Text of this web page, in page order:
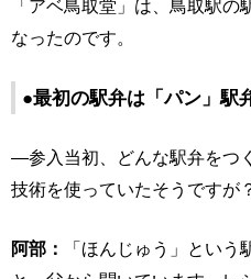
「アベ鳥取堂」は、鳥取駅
なったのです。
●最初の駅弁は「パン」駅
―参入当初、どんな駅弁を
技術を使っていたそうですが
阿部：
「ほんじゅう」とい